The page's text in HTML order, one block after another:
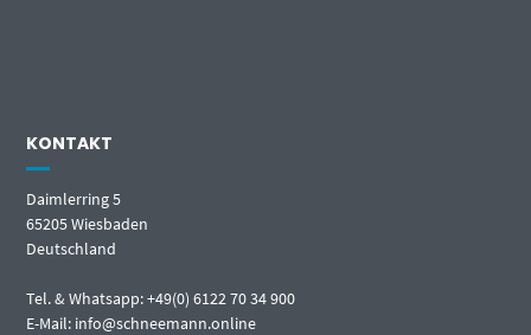
KONTAKT
Daimlerring 5
65205 Wiesbaden
Deutschland
Tel. & Whatsapp: +49(0) 6122 70 34 900
E-Mail: info@schneemann.online